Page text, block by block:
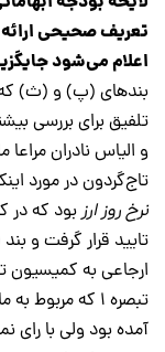
تعریف صحیحی
اعلام می‌شود
تلفیق برای بررسی
و الیاس نادران مراعا
تاج‌گردون در مورد
نرخ روز ارزبود که در
آمده بود ولی با رای